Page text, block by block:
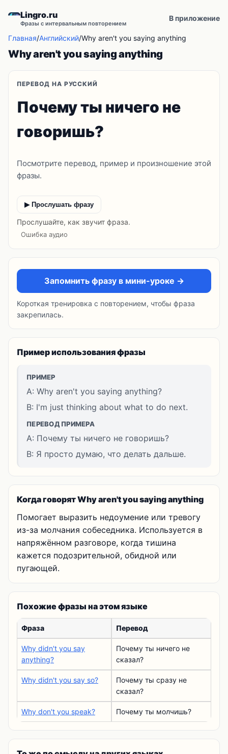
Lingro.ru
Фразы с интервальным повторением
В приложение
Главная/Английский/Why aren't you saying anything
Why aren't you saying anything
ПЕРЕВОД НА РУССКИЙ
Почему ты ничего не
говоришь?
Посмотрите перевод, пример и произношение этой
фразы.
▶ Прослушать фразу
Прослушайте, как звучит фраза.
Ошибка аудио
Запомнить фразу в мини-уроке →
Короткая тренировка с повторением, чтобы фраза
закрепилась.
Пример использования фразы
ПРИМЕР
A: Why aren't you saying anything?
B: I'm just thinking about what to do next.
ПЕРЕВОД ПРИМЕРА
A: Почему ты ничего не говоришь?
B: Я просто думаю, что делать дальше.
Когда говорят Why aren't you saying anything
Помогает выразить недоумение или тревогу
из-за молчания собеседника. Используется в
напряжённом разговоре, когда тишина
кажется подозрительной, обидной или
пугающей.
Похожие фразы на этом языке
Фраза Перевод
Why didn't you say
anything?
Почему ты ничего не
сказал?
Why didn't you say so?
Почему ты сразу не
сказал?
Why don't you speak? Почему ты молчишь?